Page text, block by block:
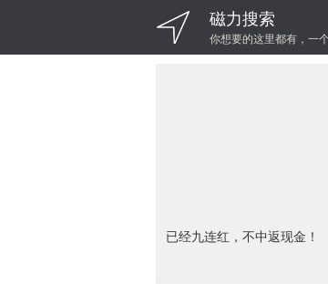
磁力搜索
你想要的这里都有，一
已经九连红，不中返现金！